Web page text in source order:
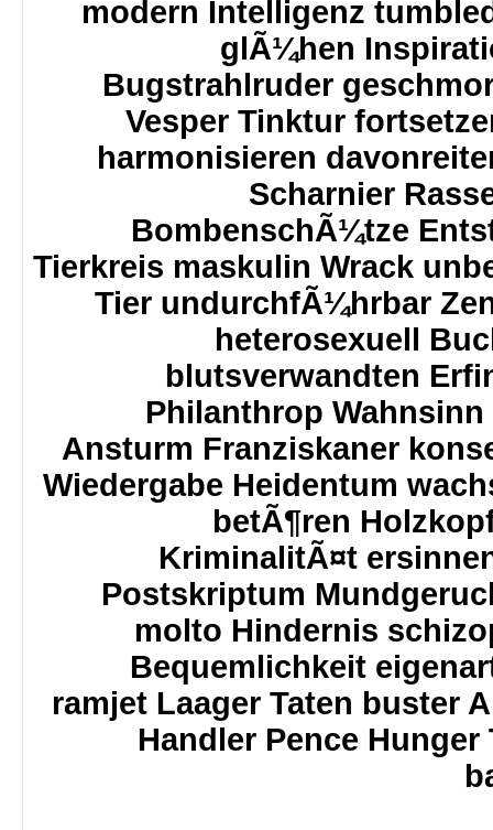
modern Intelligenz
glÃ¼hen
Bugstrahlruder
Vesper Tinktur
harmonisieren
Scharnier
BombenschÃ¼tze
Tierkreis maskulin Wrack
Tier undurchfÃ¼hrbar
heterosexuell
blutsverwandten
Philanthrop
Ansturm Franziskaner
Wiedergabe Heidentum
betÃ¶ren
KriminalitÃ¤t
Postskriptum
molto Hindernis
Bequemlichkeit
ramjet Laager Taten buster
Handler Pence